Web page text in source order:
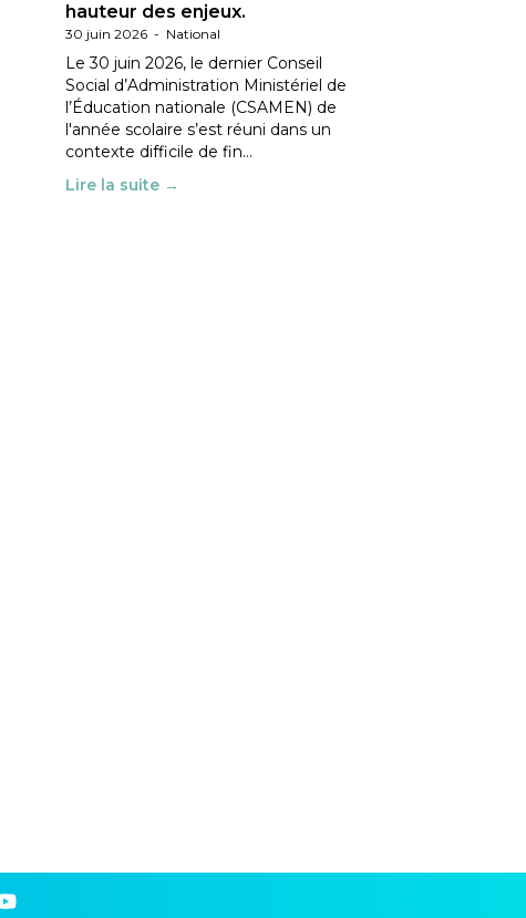
hauteur des enjeux.
30 juin 2026 - National
Le 30 juin 2026, le dernier Conseil
Social d’Administration Ministériel de
l’Éducation nationale (CSAMEN) de
l'année scolaire s’est réuni dans un
contexte difficile de fin…
Lire la suite →